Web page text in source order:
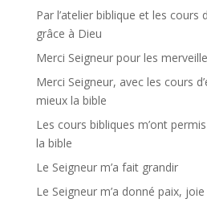
Par l’atelier biblique et les cours
grâce à Dieu
Merci Seigneur pour les
Merci Seigneur, avec les cours
mieux la bible
Les cours bibliques m’ont
la bible
Le Seigneur m’a fait grandir
Le Seigneur m’a donné paix,